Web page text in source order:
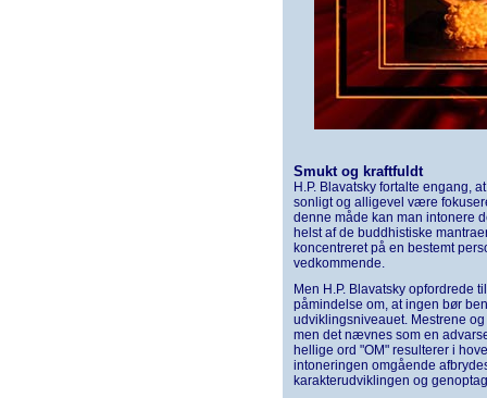
Smukt og kraftfuldt
H.P. Blavatsky fortalte engang,
sonligt og alligevel være
denne måde kan man intonere
helst af de buddhistiske
koncentreret på en bestemt
vedkommende.
Men H.P. Blavatsky opfordrede
påmindelse om, at ingen bør
udviklingsniveauet. Mestrene
men det nævnes som en
hellige ord "OM" resulterer i
intoneringen omgående
karakterudviklingen og